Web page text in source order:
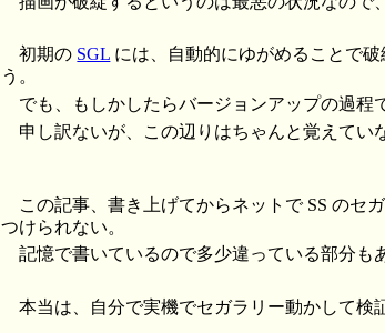
初期の SGL には、自動的にゆがめることで
う。
でも、もしかしたらバージョンアップの過程
申し訳ないが、この辺りはちゃんと覚えてい
この記事、書き上げてからネットで SS のセ
つけられない。
記憶で書いているので多少違っている部分も
本当は、自分で実機でセガラリー動かして検